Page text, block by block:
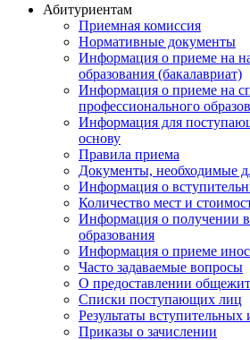
Абитуриентам
Приемная комиссия
Нормативные документы
Информация о приеме на
образования (бакалавриат)
Информация о приеме на
профессионального
Информация для
основу
Правила приема
Документы, необходимые
Информация о
Количество мест и
Информация о получении
образования
Информация о приеме
Часто задаваемые вопросы
О предоставлении
Списки поступающих лиц
Результаты
Приказы о зачислении